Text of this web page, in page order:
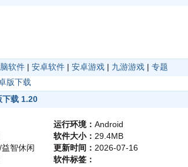
软件 | 安卓软件 | 安卓游戏 | 九游游戏 | 专题
版下载
下载 1.20
智休闲
运行环境： Android
软件大小： 29.4MB
更新时间： 2026-07-16
软件标签：